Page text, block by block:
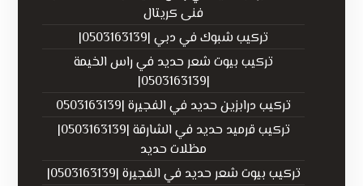
فنى كريتال
تركيب شبوك في دبي |0503163139|
تركيب بيوت شعر حديد في راس الخيمة
|0503163139|
تركيب درابزين حديد في الفجيرة |0503163139
تركيب قرميد حديد في الشارقة |0503163139|
مظلات حديد
تركيب بيوت شعر حديد في الفجيرة |0503163139|